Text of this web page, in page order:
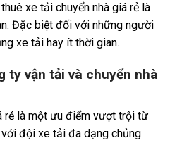
xe tải chuyển nhà giá rẻ là
Đặc biệt đối với những người
xe tải hay ít thời gian.
ty vận tải và chuyển nhà
rẻ là một ưu điểm vượt trội từ
đội xe tải đa dạng chủng